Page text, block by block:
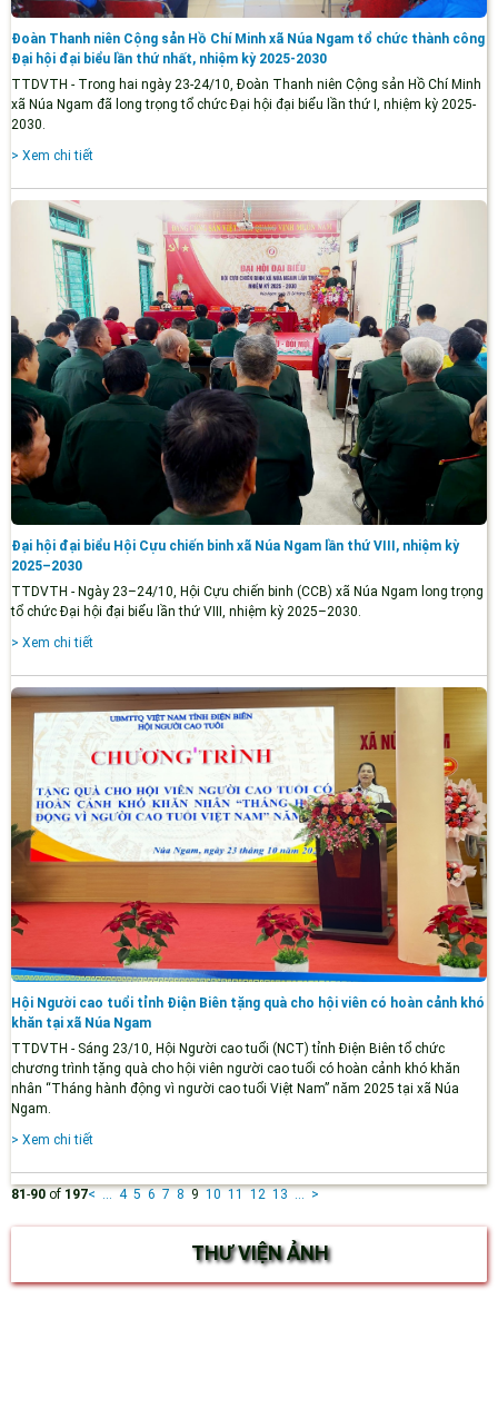
Đoàn Thanh niên Cộng sản Hồ Chí Minh xã Núa Ngam tổ chức thành công
Đại hội đại biểu lần thứ nhất, nhiệm kỳ 2025-2030
TTDVTH - Trong hai ngày 23-24/10, Đoàn Thanh niên Cộng sản Hồ Chí Minh
xã Núa Ngam đã long trọng tổ chức Đại hội đại biểu lần thứ I, nhiệm kỳ 2025-
2030.
> Xem chi tiết
Đại hội đại biểu Hội Cựu chiến binh xã Núa Ngam lần thứ VIII, nhiệm kỳ
2025–2030
TTDVTH - Ngày 23–24/10, Hội Cựu chiến binh (CCB) xã Núa Ngam long trọng
tổ chức Đại hội đại biểu lần thứ VIII, nhiệm kỳ 2025–2030.
> Xem chi tiết
Hội Người cao tuổi tỉnh Điện Biên tặng quà cho hội viên có hoàn cảnh khó
khăn tại xã Núa Ngam
TTDVTH - Sáng 23/10, Hội Người cao tuổi (NCT) tỉnh Điện Biên tổ chức
chương trình tặng quà cho hội viên người cao tuổi có hoàn cảnh khó khăn
nhân “Tháng hành động vì người cao tuổi Việt Nam” năm 2025 tại xã Núa
Ngam.
> Xem chi tiết
81 -90 of 197< ... 4 5 6 7 8 9 10 11 12 13 ... >
THƯ VIỆN ẢNH